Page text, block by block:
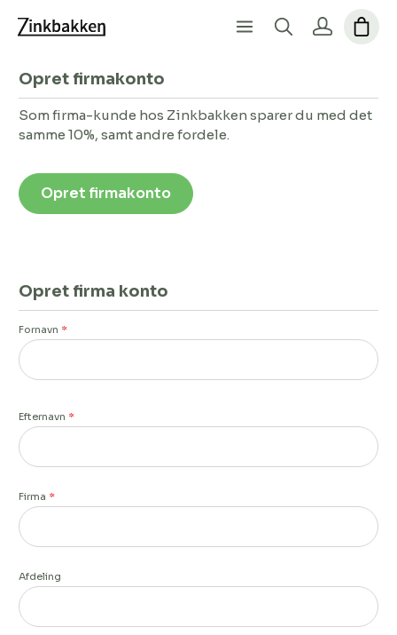
Opret firmakonto
Som firma-kunde hos Zinkbakken sparer du med det
samme 10%, samt andre fordele.
Opret firmakonto
Opret firma konto
Personlige oplysninger
Fornavn *
Efternavn *
Firma *
Afdeling